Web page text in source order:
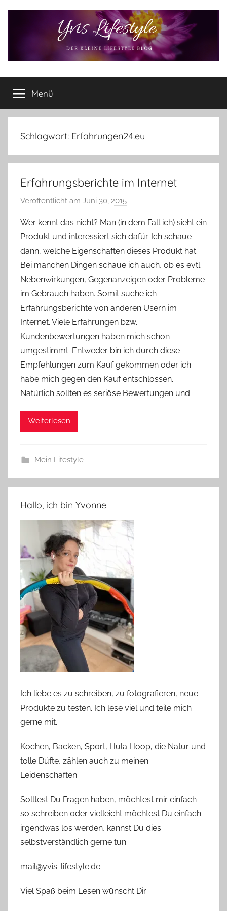
Yvis
Lifestyle
Lifestyle
Blog
–
Lifestyle,
Produkttests
vieles
Menü
Schlagwort: Erfahrungen24.eu
Erfahrungsberichte im Internet
Veröffentlicht am Juni 30, 2015
n
Y
v
o
n
n
e
Wer kennt das nicht? Man (in dem Fall ich) sieht ein
Produkt und interessiert sich dafür. Ich schaue
dann, welche Eigenschaften dieses Produkt hat.
Bei manchen Dingen schaue ich auch, ob es evtl.
Nebenwirkungen, Gegenanzeigen oder Probleme
im Gebrauch haben. Somit suche ich
Erfahrungsberichte von anderen Usern im
Internet. Viele Erfahrungen bzw.
Kundenbewertungen haben mich schon
umgestimmt. Entweder bin ich durch diese
Empfehlungen zum Kauf gekommen oder ich
habe mich gegen den Kauf entschlossen.
Natürlich sollten es seriöse Bewertungen und
Weiterlesen
Mein Lifestyle
Hallo, ich bin Yvonne
Ich liebe es zu schreiben, zu fotografieren, neue
Produkte zu testen. Ich lese viel und teile mich
gerne mit.
Kochen, Backen, Sport, Hula Hoop, die Natur und
tolle Düfte, zählen auch zu meinen
Leidenschaften.
Solltest Du Fragen haben, möchtest mir einfach
so schreiben oder vielleicht möchtest Du einfach
irgendwas los werden, kannst Du dies
selbstverständlich gerne tun.
mail@yvis-lifestyle.de
Viel Spaß beim Lesen wünscht Dir